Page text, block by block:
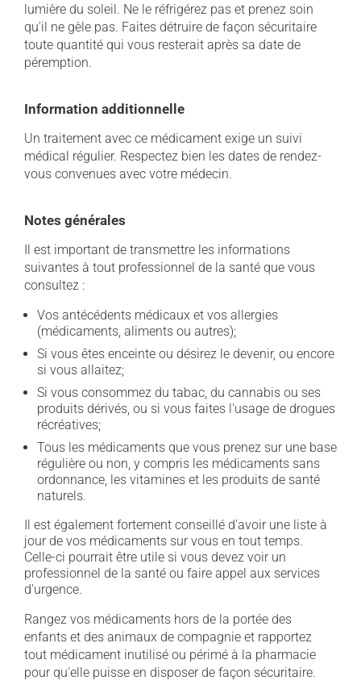
lumière du soleil. Ne le réfrigérez pas et prenez soin
qu'il ne gèle pas. Faites détruire de façon sécuritaire
toute quantité qui vous resterait après sa date de
péremption.
Information additionnelle
Un traitement avec ce médicament exige un suivi
médical régulier. Respectez bien les dates de rendez-
vous convenues avec votre médecin.
Notes générales
Il est important de transmettre les informations
suivantes à tout professionnel de la santé que vous
consultez :
Vos antécédents médicaux et vos allergies
(médicaments, aliments ou autres);
Si vous êtes enceinte ou désirez le devenir, ou encore
si vous allaitez;
Si vous consommez du tabac, du cannabis ou ses
produits dérivés, ou si vous faites l'usage de drogues
récréatives;
Tous les médicaments que vous prenez sur une base
régulière ou non, y compris les médicaments sans
ordonnance, les vitamines et les produits de santé
naturels.
Il est également fortement conseillé d'avoir une liste à
jour de vos médicaments sur vous en tout temps.
Celle-ci pourrait être utile si vous devez voir un
professionnel de la santé ou faire appel aux services
d'urgence.
Rangez vos médicaments hors de la portée des
enfants et des animaux de compagnie et rapportez
tout médicament inutilisé ou périmé à la pharmacie
pour qu'elle puisse en disposer de façon sécuritaire.